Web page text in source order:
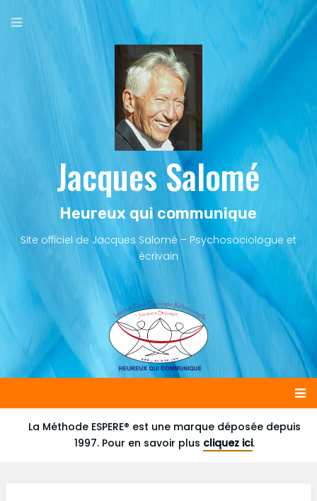
au
Jacques Salomé
Heureux qui communique
Site officiel de Jacques Salomé – Psychosociologue et
écrivain
Main
navigation
La Méthode ESPERE® est une marque déposée depuis
1997. Pour en savoir plus cliquez ici.